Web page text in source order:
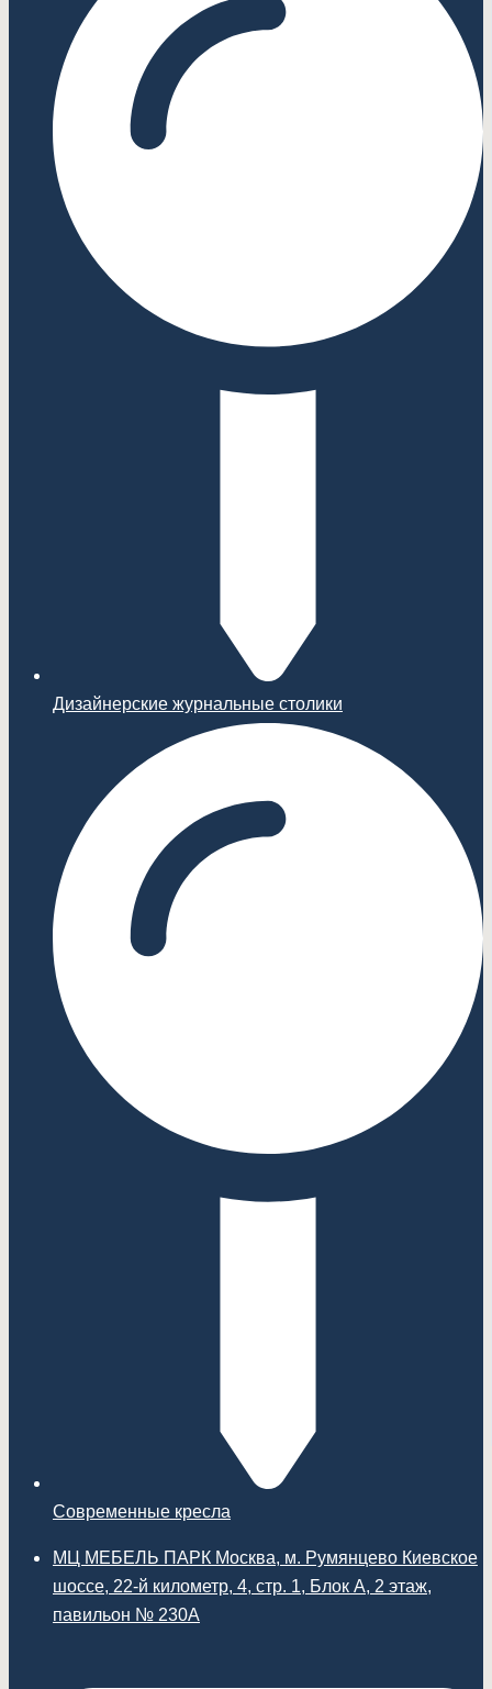
Дизайнерские журнальные столики
Современные кресла
МЦ МЕБЕЛЬ ПАРК Москва, м. Румянцево Киевское
шоссе, 22-й километр, 4, стр. 1, Блок А, 2 этаж,
павильон № 230А